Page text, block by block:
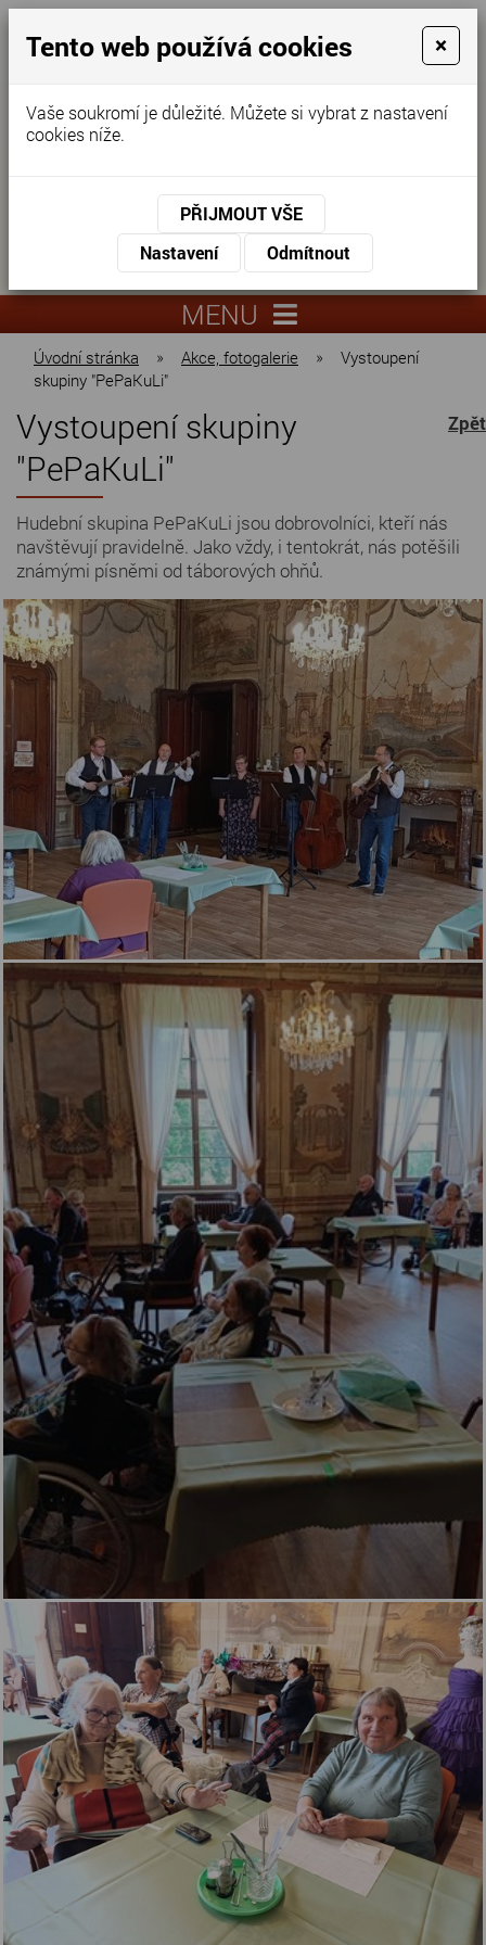
prohlídka
KONTAKTUJTE NÁS
KONTAKTUJTE NÁS
551
lysa.cz
MENU
Úvodní stránka » Akce, fotogalerie »
Vystoupení
skupiny "PePaKuLi"
Vystoupení skupiny
"PePaKuLi"
Hudební skupina PePaKuLi jsou dobrovolníci, kteří nás
navštěvují pravidelně. Jako vždy, i tentokrát, nás potěšili
známými písněmi od táborových ohňů.
Zpět
Tento web používá cookies ×
Vaše soukromí je důležité. Můžete si vybrat z nastavení
cookies níže.
PŘIJMOUT VŠE
Nastavení
Odmítnout